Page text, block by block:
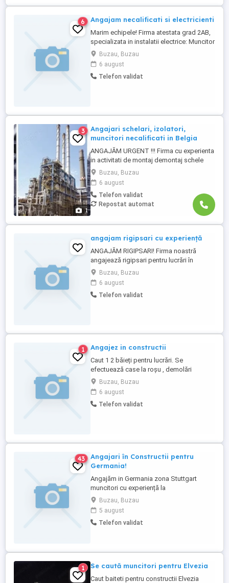
6 Angajam necalificati si electricienti
Marim echipele! Firma atestata grad 2AB,
specializata in instalatii electrice: Muncitor
necalificat 3500 lei Ajutor electrician 4200
lei.(experienta minima in domeniu)
Electrician, incepand cu 5500+ lei net in
functie de experienta. Pentru mai multe
Buzau, Buzau
6 august
Telefon validat
1
3
Angajari schelari, izolatori,
muncitori necalificati in Belgia
ANGAJĂM URGENT !!! Firma cu experienta
in activitati de montaj demontaj schele
industriale si izolatii industriale in rafinarii,
combinate petrochimice, otelarii, ofera
locuri de munca in Belgia pentru: - schelari
muncitori necalificati pentru activitatea de
montaj demontaj schele industriale; -
Buzau, Buzau
6 august
Telefon validat
Repostat automat
angajam rigipsari cu experiență
ANGAJĂM RIGIPSARI! Firma noastră
angajează rigipsari pentru lucrări în
București. Lucrări sigure și pe termen lung
Transport asigurat (navetă) din Buzău
Salariu atractiv, negociabil în funcție de
experiență, seriozitate și performanță
Buzau, Buzau
6 august
Telefon validat
1 Angajez in constructii
Caut 1 2 băieți pentru lucrări. Se
efectuează case la roșu , demolări
,finisaje interioare și exterioare. Plata se
face la 2 săptămâni. Se da proba de lucru
,una sau 2 zile și după se stabilește cât se
oferă că salariu. Lucrările sunt în Buzău
Buzau, Buzau
6 august
Telefon validat
43
Angajari în Constructii pentru
Germania!
Angajăm in Germania zona Stuttgart
muncitori cu experiență la
interioare,Rigipsari cu experienta și izolatii
exterioare(Fatade),Necalificati cu
experienta, Se cere: Seriozitate,
randament si calitate pentru un salariu
Buzau, Buzau
5 august
Telefon validat
1 Se caută muncitori pentru Elvezia
Caut baiteti pentru constructii Elvezia